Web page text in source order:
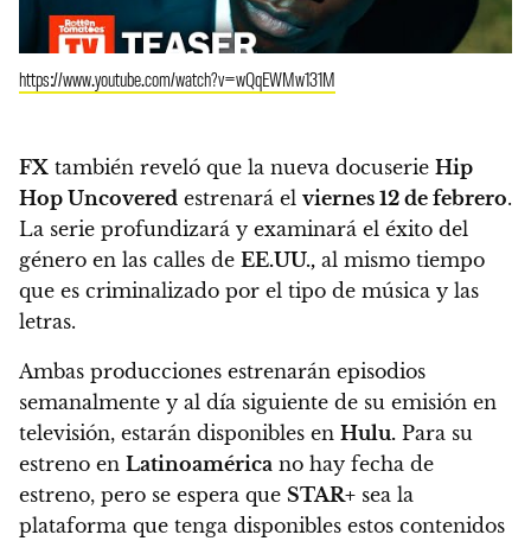
https://www.youtube.com/watch?v=wQqEWMw131M
FX también reveló que la nueva docuserie Hip
Hop Uncovered estrenará el viernes 12 de febrero.
La serie profundizará y examinará el éxito del
género en las calles de EE.UU., al mismo tiempo
que es criminalizado por el tipo de música y las
letras.
Ambas producciones estrenarán episodios
semanalmente y al día siguiente de su emisión en
televisión, estarán disponibles en Hulu. Para su
estreno en Latinoamérica no hay fecha de
estreno, pero se espera que STAR+ sea la
plataforma que tenga disponibles estos contenidos